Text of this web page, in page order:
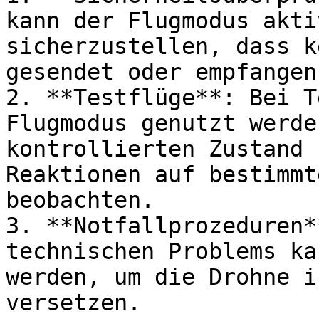
kann der Flugmodus
sicherzustellen, dass
gesendet oder
2. **Testflüge**: Bei
Flugmodus genutzt
kontrollierten Zustand
Reaktionen auf
beobachten.
3.
technischen Problems
werden, um die
versetzen.